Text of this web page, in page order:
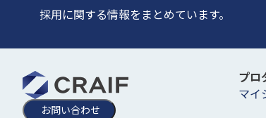
採用に関する情報をまとめています。
お問い合わせ
プロ
マイ